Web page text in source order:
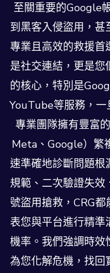
至關重要的Google
到黑客入侵盜用，甚
專業且高效的救援首
是社交連結，更是您
的核心，特別是
YouTube等服務，
專業團隊擁有豐富
Meta、Google）繁
速準確地診斷問題根
規範、二次驗證失效
號盜用搶救，CRG
表您與平台進行精
機率。我們強調時效
為您化解危機，找回